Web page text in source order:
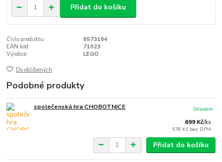
Přidat do košíku
Číslo produktu:
6573164
EAN kód:
71023
Výrobce:
LEGO
Do oblíbených
Podobné produkty
společenská hra CHOBOTNICE
699 Kč/ks
578 Kč bez DPH
Skladem
Přidat do košíku